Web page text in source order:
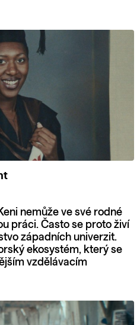
nemůže ve své rodné
práci. Často se proto živí
západních univerzit.
ekosystém, který se
vzdělávacím